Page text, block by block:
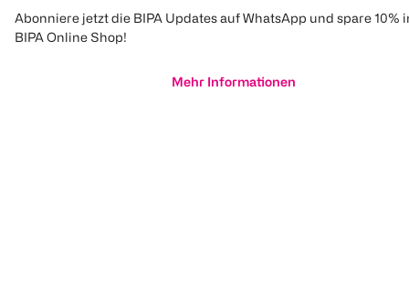
Abonniere jetzt die BIPA Updates auf WhatsApp und spare 10%
BIPA Online Shop!
Mehr Informationen